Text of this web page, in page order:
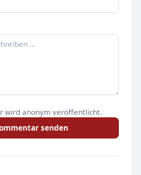
wird anonym veröffentlicht.
senden